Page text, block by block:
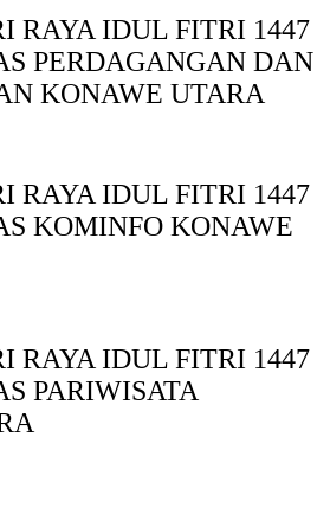
RAYA IDUL FITRI 1447
PERDAGANGAN DAN
KONAWE UTARA
RAYA IDUL FITRI 1447
KOMINFO KONAWE
RAYA IDUL FITRI 1447
PARIWISATA